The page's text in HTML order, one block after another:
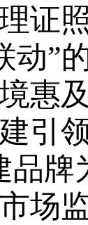
证
动”
惠
领
品牌
场